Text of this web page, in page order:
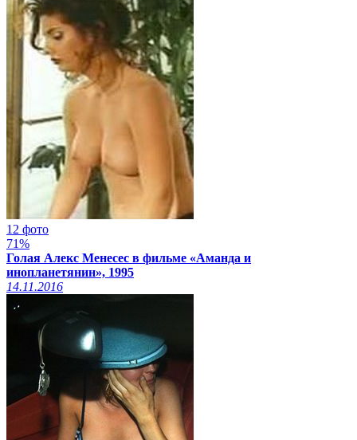
12 фото
71%
Голая Алекс Менесес в фильме «Аманда и
инопланетянин», 1995
14.11.2016